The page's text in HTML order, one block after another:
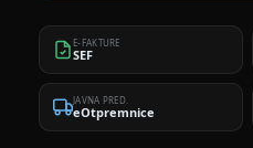
E-FAKTURE
SEF
JAVNA PRED.
eOtpremnice